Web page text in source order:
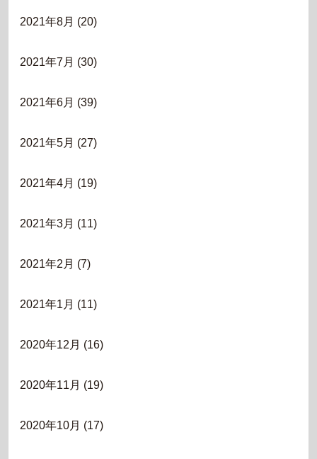
2021年8月 (20)
2021年7月 (30)
2021年6月 (39)
2021年5月 (27)
2021年4月 (19)
2021年3月 (11)
2021年2月 (7)
2021年1月 (11)
2020年12月 (16)
2020年11月 (19)
2020年10月 (17)